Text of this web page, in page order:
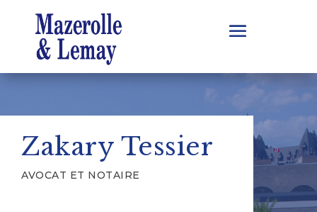
Zakary Tessier
AVOCAT ET NOTAIRE